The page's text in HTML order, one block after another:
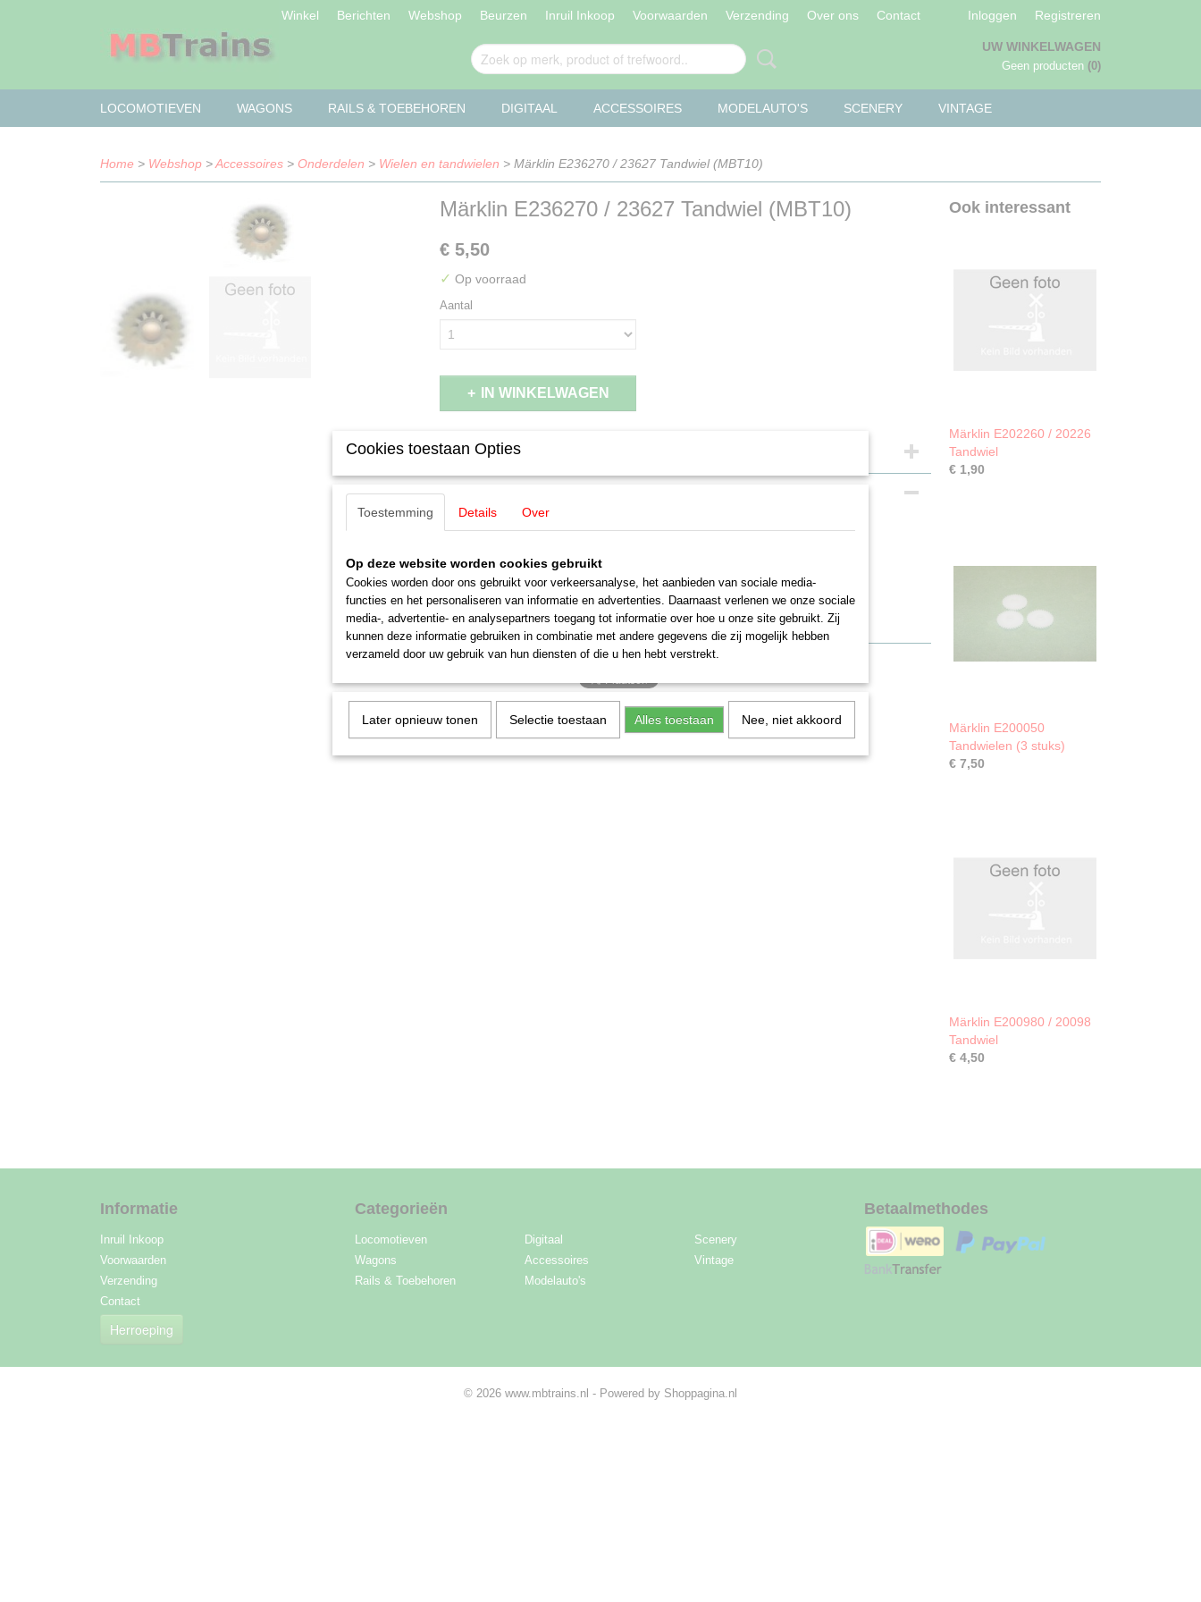
Winkel Berichten Webshop Beurzen Inruil Inkoop Voorwaarden Verzending Over ons Contact Inloggen Registreren
UW WINKELWAGEN
Geen producten (0)
LOCOMOTIEVEN WAGONS RAILS & TOEBEHOREN DIGITAAL ACCESSOIRES MODELAUTO'S SCENERY VINTAGE
Home > Webshop >Accessoires > Onderdelen > Wielen en tandwielen > Märklin E236270 / 23627 Tandwiel (MBT10)
Märklin E236270 / 23627 Tandwiel (MBT10)
€ 5,50
✓ Op voorraad
Aantal
IN WINKELWAGEN
Specificaties
Productcode leverancier
E236270
Staat
Omschrijving
Märklin E236270 / 23627 Tandwiel
Z=23/3
1 stuks
Uitverkocht bij Märklin!
Ook interessant
Märklin E202260 / 20226
Tandwiel
€ 1,90
Märklin E200050
Tandwielen (3 stuks)
€ 7,50
Märklin E200980 / 20098
Tandwiel
€ 4,50
Informatie
Inruil Inkoop
Voorwaarden
Verzending
Contact
Herroeping
Categorieën
Locomotieven
Wagons
Rails & Toebehoren
Digitaal
Accessoires
Modelauto's
Scenery
Vintage
Betaalmethodes
© 2026 www.mbtrains.nl - Powered by Shoppagina.nl
Cookies toestaan Opties
Toestemming Details Over
Op deze website worden cookies gebruikt
Cookies worden door ons gebruikt voor verkeersanalyse, het aanbieden van sociale media-
functies en het personaliseren van informatie en advertenties. Daarnaast verlenen we onze sociale
media-, advertentie- en analysepartners toegang tot informatie over hoe u onze site gebruikt. Zij
kunnen deze informatie gebruiken in combinatie met andere gegevens die zij mogelijk hebben
verzameld door uw gebruik van hun diensten of die u hen hebt verstrekt.
Later opnieuw tonen Selectie toestaan Alles toestaan Nee, niet akkoord